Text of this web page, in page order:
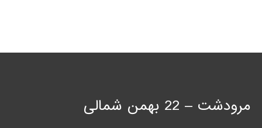
مرودشت – 22 بهمن شمالی